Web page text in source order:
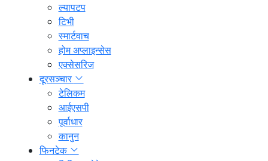
ल्यापटप
टिभी
स्मार्टवाच
होम अप्लाइन्सेस
एक्सेसरिज
दूरसञ्चार
टेलिकम
आईएसपी
पूर्वाधार
कानुन
फिनटेक